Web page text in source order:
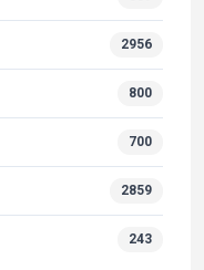
2956
800
700
2859
243